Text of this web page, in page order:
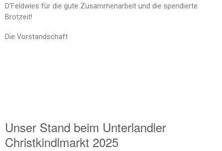
D’Feldwies für die gute Zusammenarbeit und die spendierte
Brotzeit!
Die Vorstandschaft
Unser Stand beim Unterlandler
Christkindlmarkt 2025